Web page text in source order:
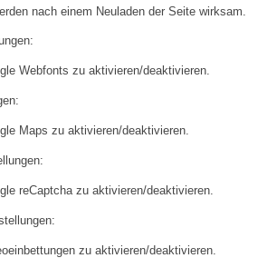
nach einem Neuladen der Seite wirksam.
Webfonts zu aktivieren/deaktivieren.
Maps zu aktivieren/deaktivieren.
reCaptcha zu aktivieren/deaktivieren.
zu aktivieren/deaktivieren.